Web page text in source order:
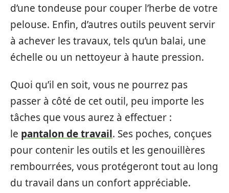
d’une tondeuse pour couper l’herbe de votre
pelouse. Enfin, d’autres outils peuvent servir
à achever les travaux, tels qu’un balai, une
échelle ou un nettoyeur à haute pression.
Quoi qu’il en soit, vous ne pourrez pas
passer à côté de cet outil, peu importe les
tâches que vous aurez à effectuer :
le pantalon de travail. Ses poches, conçues
pour contenir les outils et les genouillères
rembourrées, vous protégeront tout au long
du travail dans un confort appréciable.